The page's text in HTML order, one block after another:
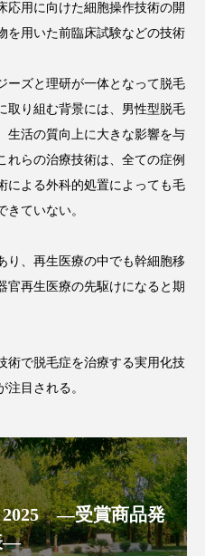
レンジング
スタディ
スト削減
ビリティ
ング サロン戦略
スカルプケア
習慣
ストレス スパ
応用に向けた細胞操作技術の開
を用いた前臨床試験などの技術
ーズと理研が一体となって脱毛
取り組む背景には、男性型脱毛
生活の質向上に大きな影響を与
れらの治療技術は、全ての症例
による外科的処置によっても毛
ていない。
り、再生医療の中でも幹細胞移
官再生医療の先駆けになると期
術で脱毛症を治療する実用化技
目される。
2025 ―受賞商品発
―